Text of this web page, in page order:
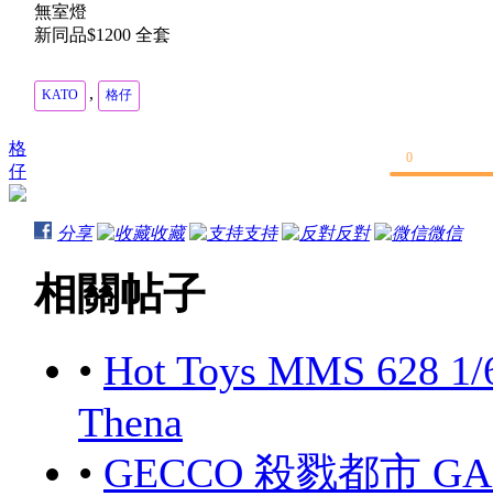
格
仔
無室燈
新同品$1200 全套
KATO , 格仔
0
分享 收藏 支持 反對 微信
相關帖子
• Hot Toys MMS 628
Thena
• GECCO 殺戮都市